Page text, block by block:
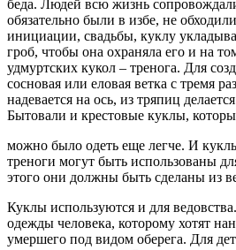
беда. Людей всю жизнь
обязательно были в избе, не
инициации, свадьбы, куклу
гроб, чтобы она охраняла его и на
удмуртских кукол – тренога. Для
сосновая или еловая ветка с тремя
надевается на ось, из тряпиц
Бытовали и крестовые куклы,
можно было одеть еще легче. И
треноги могут быть использованы
этого они должны быть сделаны из
Куклы используются и для
одежды человека, которому хотят
умершего под видом оберега. Для